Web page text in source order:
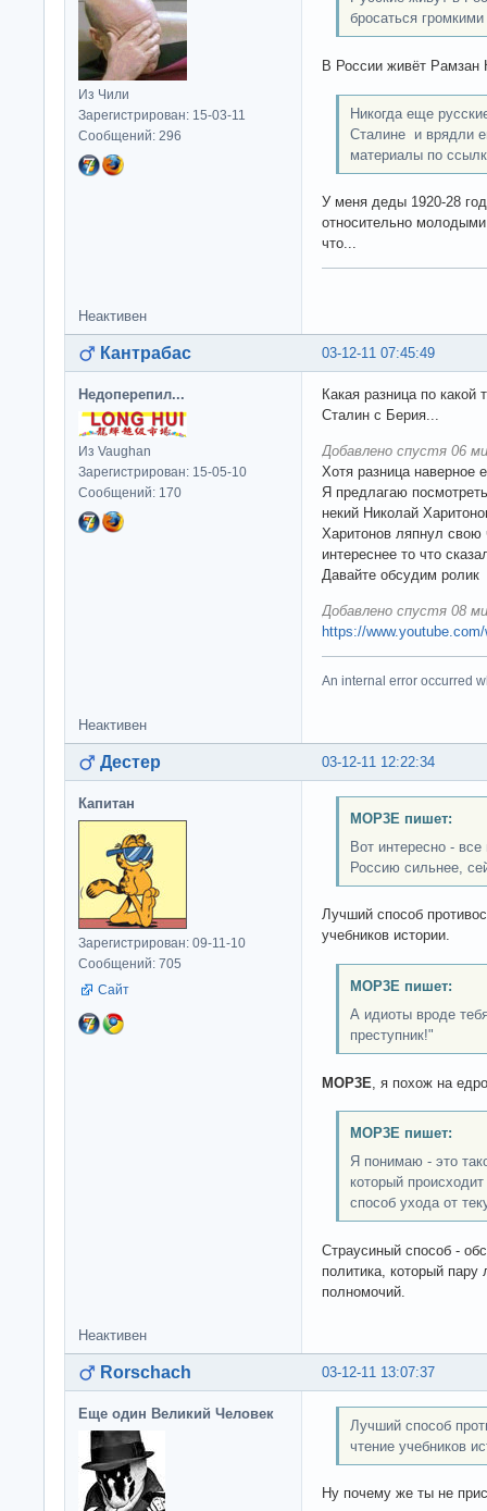
Из Чили
Зарегистрирован: 15-03-11
Сообщений: 296
бросаться
В России живёт Рамзан
Никогда еще
Сталине и врядли
материалы по
У меня деды 1920-28
относительно
что...
Неактивен
03-12-11 07:45:49
Кантрабас
Недоперепил...
Из Vaughan
Зарегистрирован: 15-05-10
Сообщений: 170
Какая разница по
Сталин с Берия...
Добавлено спустя 06
Хотя разница наверное
Я предлагаю
некий Николай
Харитонов ляпнул свою
интереснее то что
Давайте обсудим ролик
Добавлено спустя 08
https://
An internal error occurred
Неактивен
03-12-11 12:22:34
Дестер
Капитан
Зарегистрирован: 09-11-10
Сообщений: 705
Сайт
MOP3E пишет:
Вот интересно -
Россию сильнее,
Лучший способ
учебников истории.
MOP3E пишет:
А идиоты вроде
преступник!"
MOP3E , я похож на
MOP3E пишет:
Я понимаю - это
который
способ ухода от
Страусиный способ -
политика, который
полномочий.
Неактивен
03-12-11 13:07:37
Rorschach
Еще один Великий Человек
Лучший способ
чтение учебников
Ну почему же ты не